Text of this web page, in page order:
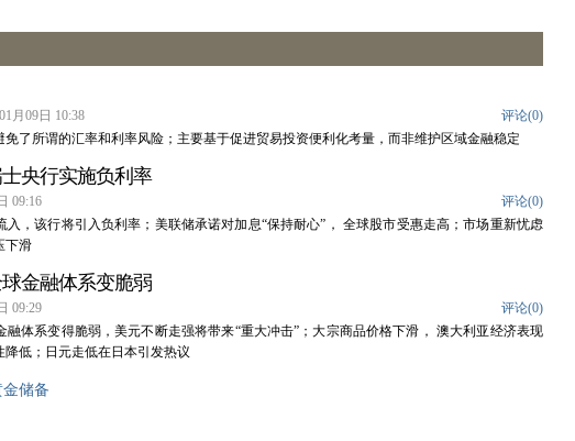
评论(0)
月09日 10:38
了所谓的汇率和利率风险；主要基于促进贸易投资便利化考量，而非维护区域金融稳定
士央行实施负利率
评论(0)
09:16
入，该行将引入负利率；美联储承诺对加息“保持耐心”， 全球股市受惠走高；市场重新忧虑
下滑
球金融体系变脆弱
评论(0)
09:29
融体系变得脆弱，美元不断走强将带来“重大冲击”；大宗商品价格下滑， 澳大利亚经济表现
低；日元走低在日本引发热议
储备